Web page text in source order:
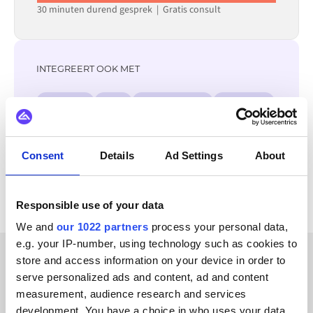
Consent Details Ad Settings About
Responsible use of your data
We and our 1022 partners process your personal data,
e.g. your IP-number, using technology such as cookies to
store and access information on your device in order to
serve personalized ads and content, ad and content
measurement, audience research and services
development. You have a choice in who uses your data
30 minuten durend gesprek | Gratis consult
INTEGREERT OOK MET
Webflow
Bekijk alle TikTok integraties
KLANTVERHALEN
Luister naar de positieve